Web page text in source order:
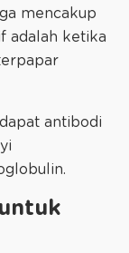
mencakup
adalah ketika
antibodi